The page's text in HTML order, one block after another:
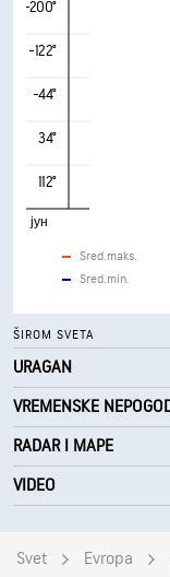
-200°
-122°
-44°
34°
112°
јун
Sred.maks.
Sred.min.
ŠIROM SVETA
URAGAN
VREMENSKE
RADAR I MAPE
VIDEO
Svet Evropa